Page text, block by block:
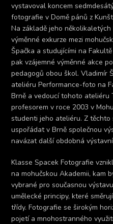
vystavoval koncem
fotografie v Domě pánů z
Na základě jeho
výměnné exkurze mezi
Špačka a studujícími na
pak vzájemné výměnné akce
pedagogů obou škol. Vladimír
ateliéru Performance-foto na
Brně a vedoucí tohoto ateliéru
profesorem v roce 2003 v
studenti jeho ateliéru. Z těchto
uspořádat v Brně společnou
navázat další obdobná
Klasse Spacek Fotografie
na mohučskou Akademii, kam
vybrané pro současnou
umělecké principy, které
třídy. Fotografie se širokým
pojetí a mnohostranného